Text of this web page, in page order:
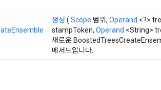
생성 ( Scope 범위, Operand <?>
stampToken, Operand <String>
새로운
메서드입니다.